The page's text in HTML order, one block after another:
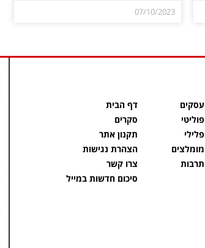
07/10/2023
עסקים
פוליטי
פלילי
מומלצים
תרבות
דף הבית
סקרים
תקנון אתר
הצהרת נגישות
צרו קשר
סיכום חדשות במייל